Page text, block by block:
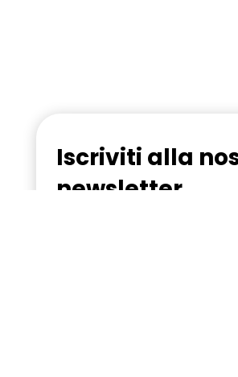
Iscriviti alla
newsletter